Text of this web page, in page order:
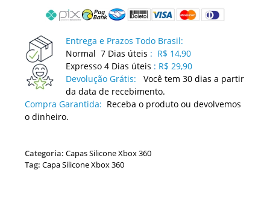
quantidade
Entrega e Prazos Todo Brasil:
Normal 7 Dias úteis : R$ 14,90
Expresso 4 Dias úteis : R$ 29,90
Devolução Grátis:
Você tem 30 dias a partir
da data de recebimento.
Compra Garantida: Receba o produto ou devolvemos
o dinheiro.
Categoria:Capas Silicone Xbox 360
Tag:Capa Silicone Xbox 360